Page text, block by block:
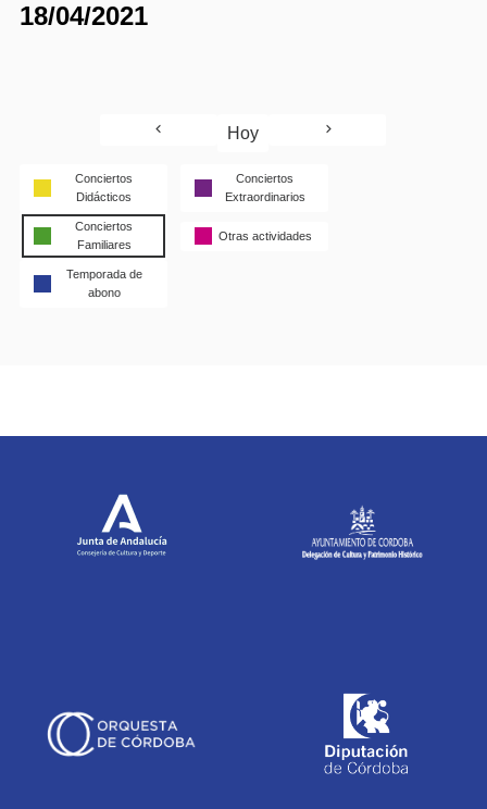
18/04/2021
Hoy
Conciertos
Didácticos
Conciertos
Extraordinarios
Conciertos
Familiares
Otras actividades
Temporada de
abono